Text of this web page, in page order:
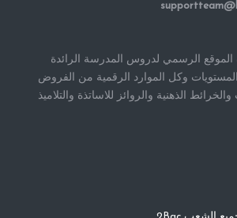
الموقع الرسمي لدروس المدرسة الرائدة
المستويات وكل الموارد الرقمية من الفروض
الذهنية والروائز للاساتذة والتلاميذ